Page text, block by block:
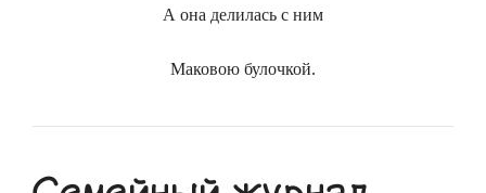
А она делилась с ним
Маковою булочкой.